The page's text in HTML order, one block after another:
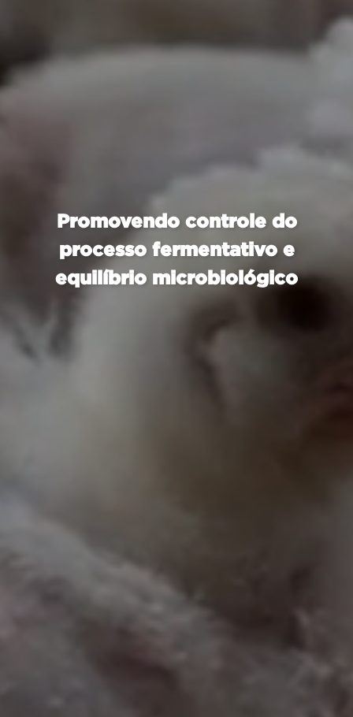
Promovendo controle do
processo fermentativo e
equilíbrio microbiológico